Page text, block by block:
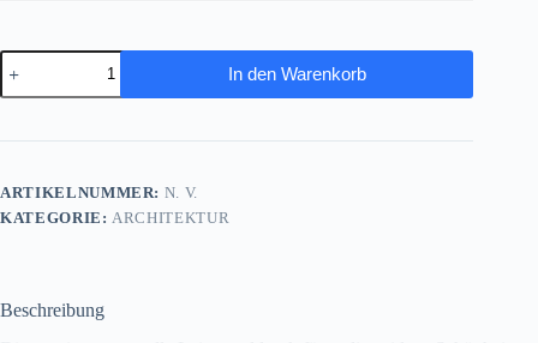
Goldenes
Amsterdam
-
im
Art,
Menge
In den Warenkorb
ARTIKELNUMMER: N. V.
KATEGORIE: ARCHITEKTUR
Beschreibung